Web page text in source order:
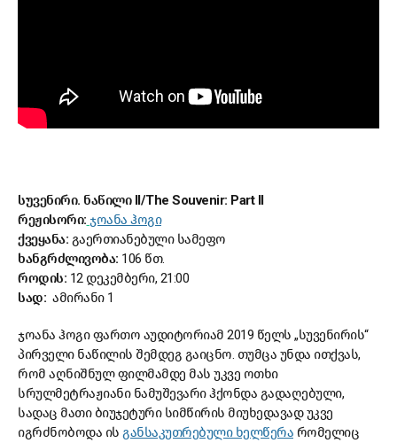
სუვენირი. ნაწილი II/The Souvenir: Part II
რეჟისორი: ჯოანა ჰოგი
ქვეყანა: გაერთიანებული სამეფო
ხანგრძლივობა: 106 წთ.
როდის: 12 დეკემბერი, 21:00
სად: ამირანი 1
ჯოანა ჰოგი ფართო აუდიტორიამ 2019 წელს „სუვენირის“
პირველი ნაწილის შემდეგ გაიცნო. თუმცა უნდა ითქვას,
რომ აღნიშნულ ფილმამდე მას უკვე ოთხი
სრულმეტრაჟიანი ნამუშევარი ჰქონდა გადაღებული,
სადაც მათი ბიუჯეტური სიმწირის მიუხედავად უკვე
იგრძნობოდა ის განსაკუთრებული ხელწერა რომელიც